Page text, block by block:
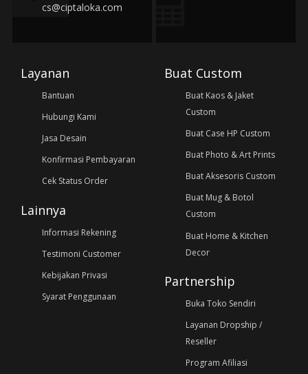
cs@ciptaloka.com
Layanan
Bantuan
Hubungi Kami
Jasa Desain
Konfirmasi Pembayaran
Cek Status Order
Lainnya
Informasi Rekening
Testimoni Customer
Kebijakan Privasi
Syarat Penggunaan
Buat Custom
Buat Kaos & Jaket
Custom
Buat Case HP Custom
Buat Photo & Art Prints
Buat Aksesoris Custom
Buat Mug & Botol
Custom
Buat Home & Kitchen
Decor
Partnership
Buka Toko Sendiri
Layanan Dropship /
Reseller
Program Afiliasi